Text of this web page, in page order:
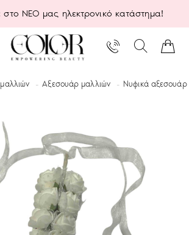
ΝΕΟ μας ηλεκτρονικό κατάστημα!
Αξεσουάρ μαλλιών Νυφικά αξεσουάρ